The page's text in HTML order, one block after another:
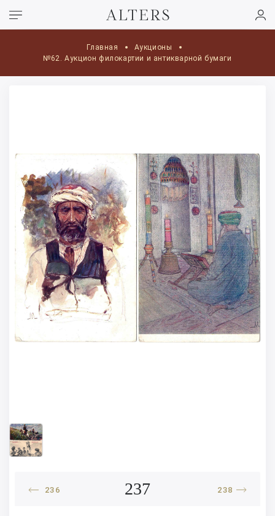
Главная
Аукционы
№62. Аукцион филокартии и антикварной бумаги
236 237 238